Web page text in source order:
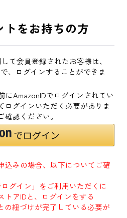
トをお持ちの方
て会員登録されたお客様は、
、ログインすることができま
にAmazonIDでログインされてい
ログインいただく必要がありま
認ください。
みの場合、以下についてご確
グイン」をご利用いただくに
トアIDと、ログインをする
の紐づけが完了している必要が